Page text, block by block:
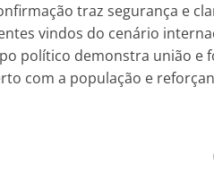
traz segurança e
vindos do cenário
político demonstra união e
com a população e